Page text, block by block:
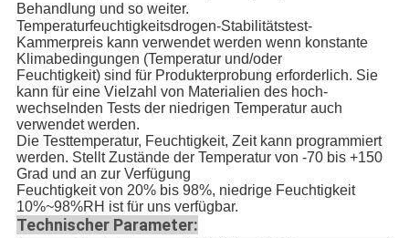
Behandlung und so weiter.
Temperaturfeuchtigkeitsdrogen-Stabilitätstest-
Kammerpreis kann verwendet werden wenn konstante
Klimabedingungen (Temperatur und/oder
Feuchtigkeit) sind für Produkterprobung erforderlich. Sie
kann für eine Vielzahl von Materialien des hoch-
wechselnden Tests der niedrigen Temperatur auch
verwendet werden.
Die Testtemperatur, Feuchtigkeit, Zeit kann programmiert
werden. Stellt Zustände der Temperatur von -70 bis +150
Grad und an zur Verfügung
Feuchtigkeit von 20% bis 98%, niedrige Feuchtigkeit
10%~98%RH ist für uns verfügbar.
Technischer Parameter: